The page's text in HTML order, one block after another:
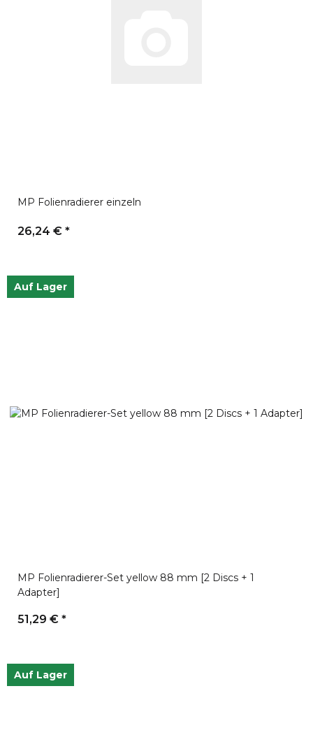
MP Folienradierer einzeln
26,24 € *
Auf Lager
MP Folienradierer-Set yellow 88 mm [2 Discs + 1
Adapter]
51,29 € *
Auf Lager